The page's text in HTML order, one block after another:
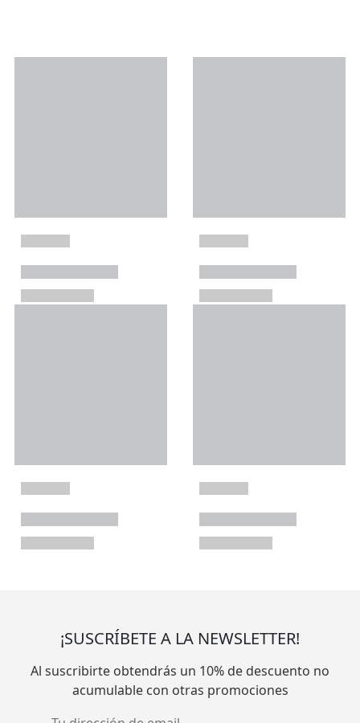
¡SUSCRÍBETE A LA NEWSLETTER!
Al suscribirte obtendrás un 10% de descuento no
acumulable con otras promociones